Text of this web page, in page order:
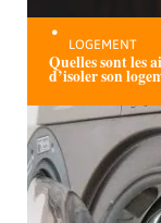
LOGEMENT
Quelles sont les
d’isoler son